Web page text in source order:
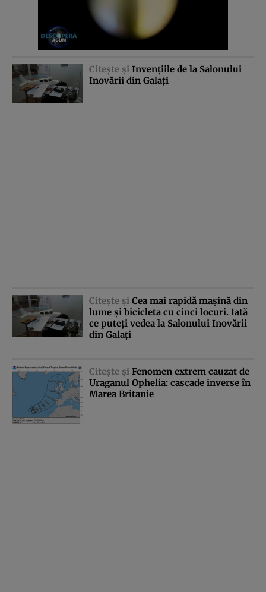
Citeşte şi Invenţiile de la Salonului
Inovării din Galaţi
Citeşte şi Cea mai rapidă maşină din
lume şi bicicleta cu cinci locuri. Iată
ce puteţi vedea la Salonului Inovării
din Galaţi
Citeşte şi Fenomen extrem cauzat de
Uraganul Ophelia: cascade inverse în
Marea Britanie